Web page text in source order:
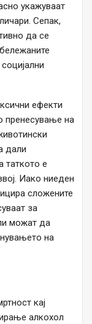
укажуваат
Сепак,
да се
ефекти
пренесување на
дали
таткото е
Иако ниеден
сложените
за
можат да
на
кај
алкохол